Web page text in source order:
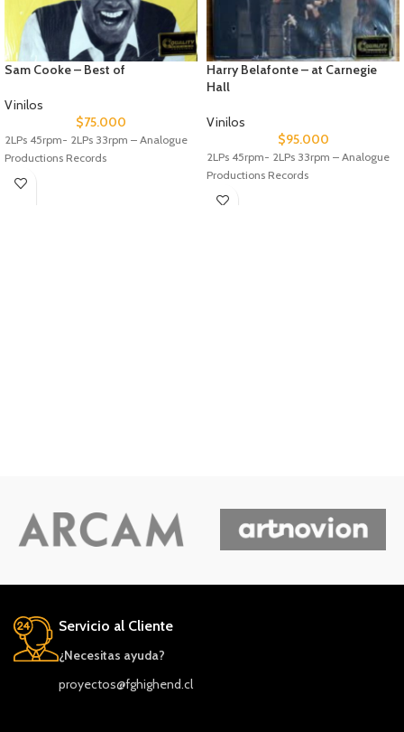
Sam Cooke – Best of
Vinilos
$75.000
2LPs 45rpm- 2LPs 33rpm – Analogue
Productions Records
Harry Belafonte – at Carnegie
Hall
Vinilos
$95.000
2LPs 45rpm- 2LPs 33rpm – Analogue
Productions Records
Servicio al Cliente
¿Necesitas ayuda?
proyectos@fghighend.cl